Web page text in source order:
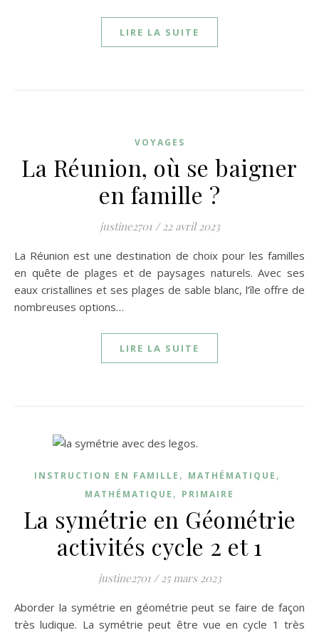
LIRE LA SUITE
VOYAGES
La Réunion, où se baigner
en famille ?
justine2701 / 22 avril 2023
La Réunion est une destination de choix pour les familles
en quête de plages et de paysages naturels. Avec ses
eaux cristallines et ses plages de sable blanc, l’île offre de
nombreuses options…
LIRE LA SUITE
INSTRUCTION EN FAMILLE , MATHÉMATIQUE ,
MATHÉMATIQUE , PRIMAIRE
La symétrie en Géométrie
activités cycle 2 et 1
justine2701 / 25 mars 2023
Aborder la symétrie en géométrie peut se faire de façon
très ludique. La symétrie peut être vue en cycle 1 très